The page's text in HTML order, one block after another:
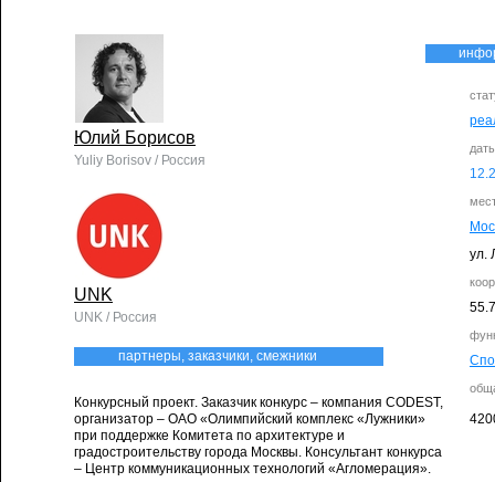
12.
ул.
Юлий Борисов
Yuliy Borisov / Россия
UNK
UNK / Россия
партнеры, заказчики, смежники
Конкурсный проект. Заказчик конкурс – компания CODEST,
организатор – ОАО «Олимпийский комплекс «Лужники»
при поддержке Комитета по архитектуре и
градостроительству города Москвы. Консультант конкурса
– Центр коммуникационных технологий «Агломерация».